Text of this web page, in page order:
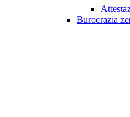
Burocrazia